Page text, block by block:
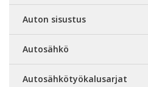
Auton sisustus
Autosähkö
Autosähkötyökalusarjat